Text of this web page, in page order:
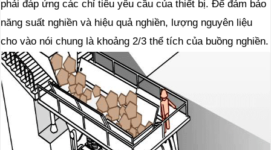
phải đáp ứng các chỉ tiêu yêu cầu của thiết bị. Để đảm bảo
năng suất nghiền và hiệu quả nghiền, lượng nguyên liệu
cho vào nói chung là khoảng 2/3 thể tích của buồng nghiền.